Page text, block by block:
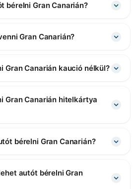
bérelni Gran Canarián?
Gran Canarián?
Gran Canarián kaució nélkül?
Gran Canarián hitelkártya
bérelni Gran Canarián?
autót bérelni Gran